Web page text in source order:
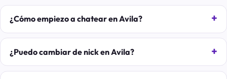
¿Cómo empiezo a chatear en Avila?
¿Puedo cambiar de nick en Avila?